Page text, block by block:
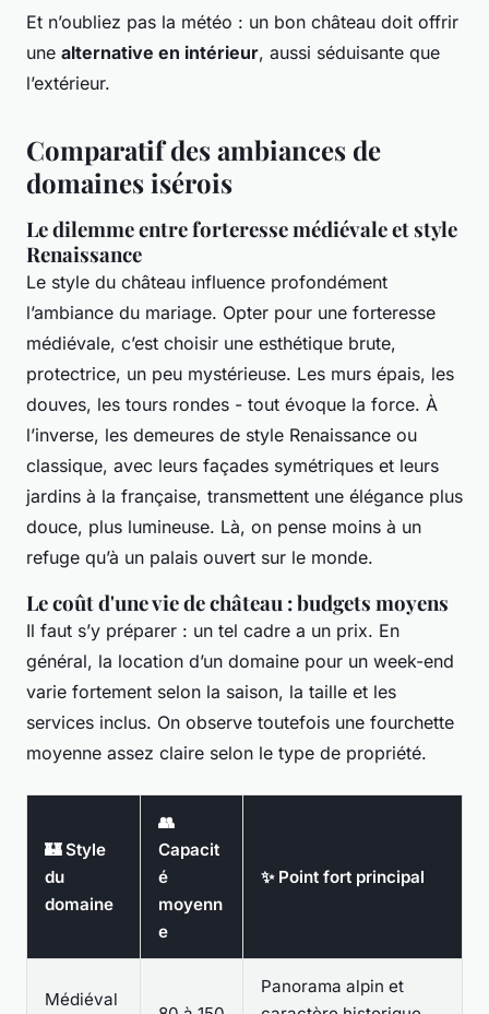
Et n’oubliez pas la météo : un bon château doit offrir
une alternative en intérieur, aussi séduisante que
l’extérieur.
Comparatif des ambiances de
domaines isérois
Le dilemme entre forteresse médiévale et style
Renaissance
Le style du château influence profondément
l’ambiance du mariage. Opter pour une forteresse
médiévale, c’est choisir une esthétique brute,
protectrice, un peu mystérieuse. Les murs épais, les
douves, les tours rondes - tout évoque la force. À
l’inverse, les demeures de style Renaissance ou
classique, avec leurs façades symétriques et leurs
jardins à la française, transmettent une élégance plus
douce, plus lumineuse. Là, on pense moins à un
refuge qu’à un palais ouvert sur le monde.
Le coût d'une vie de château : budgets moyens
Il faut s’y préparer : un tel cadre a un prix. En
général, la location d’un domaine pour un week-end
varie fortement selon la saison, la taille et les
services inclus. On observe toutefois une fourchette
moyenne assez claire selon le type de propriété.
🏰 Style
du
domaine
👥
Capacit
é
moyenn
e
✨ Point fort principal
Médiéval
Panorama alpin et